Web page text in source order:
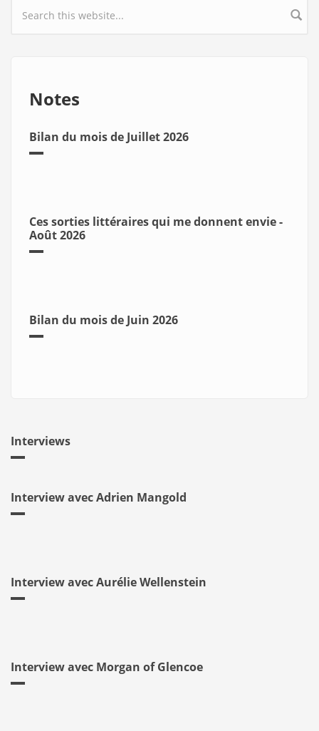
Search form
Notes
Bilan du mois de Juillet 2026
Ces sorties littéraires qui me donnent envie -
Août 2026
Bilan du mois de Juin 2026
Interviews
Interview avec Adrien Mangold
Interview avec Aurélie Wellenstein
Interview avec Morgan of Glencoe